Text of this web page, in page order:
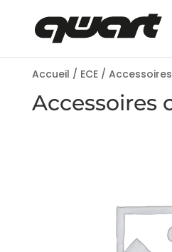
Accueil / ECE/
Accessoires